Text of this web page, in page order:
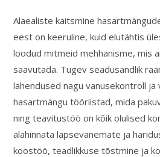
Alaealiste kaitsmine
eest on keeruline, kuid elutähtis
loodud mitmeid mehhanisme, mis
saavutada. Tugev seadusandlik
lahendused nagu vanusekontroll ja
hasartmängu tööriistad, mida
ning teavitustöö on kõik olulised
alahinnata lapsevanemate ja
koostöö, teadlikkuse tõstmine ja